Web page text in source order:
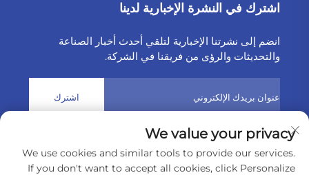
اشترك في النشرة الإخبارية لدينا
انضم إلى نشرتنا الإخبارية لتلقي أحدث أخبار الصناعة
والتحديثات والرؤى من فريقنا في الشركة.
اشترك
حقوق النشر © 2025 بواسطة شركة Weltake للواردات والصادرات
المحدودةسياسة الخصوصية
We value your privacy
We use cookies and similar tools to provide our services.
If you don't want to accept all cookies, click Personalize